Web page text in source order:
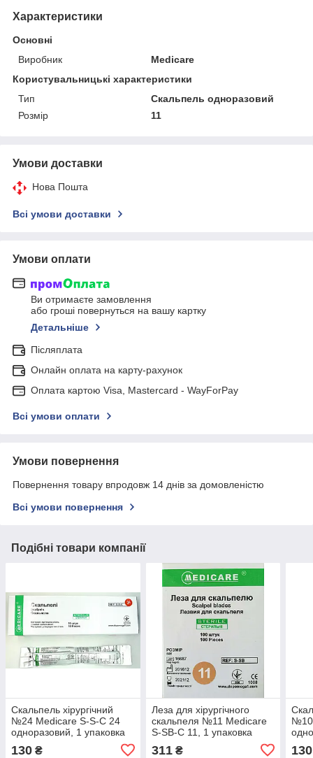
Характеристики
Основні
Виробник
Medicare
Користувальницькі характеристики
Тип
Скальпель одноразовий
Розмір
11
Умови доставки
Нова Пошта
Всі умови доставки
Умови оплати
Ви отримаєте замовлення
або гроші повернуться на вашу картку
Детальніше
Післяплата
Онлайн оплата на карту-рахунок
Оплата картою Visa, Mastercard - WayForPay
Всі умови оплати
Умови повернення
Повернення товару впродовж 14 днів за домовленістю
Всі умови повернення
Подібні товари компанії
Скальпель хірургічний
№24 Medicare S-S-C 24
одноразовий, 1 упаковка
130 ₴
Леза для хірургічного
скальпеля №11 Medicare
S-SB-C 11, 1 упаковка
311₴
№10
130